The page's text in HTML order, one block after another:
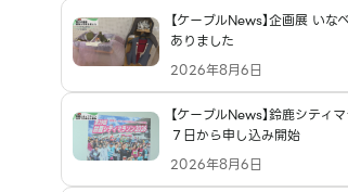
【ケーブルNews】企画展 いな
ありました
2026年8月6日
【ケーブルNews】鈴鹿シティ
７日から申し込み開始
2026年8月6日